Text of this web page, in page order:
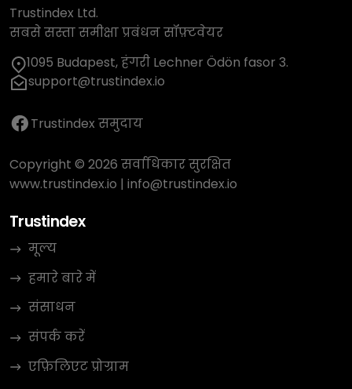
Trustindex Ltd.
सबसे सस्ता समीक्षा प्रबंधन सॉफ़्टवेयर
1095 Budapest, हंगरी Lechner Ödön fasor 3.
support@trustindex.io
Trustindex समुदाय
Copyright © 2026 सर्वाधिकार सुरक्षित
www.trustindex.io | info@trustindex.io
Trustindex
मूल्य
हमारे बारे में
संसाधन
संपर्क करें
एफ़िलिएट प्रोग्राम